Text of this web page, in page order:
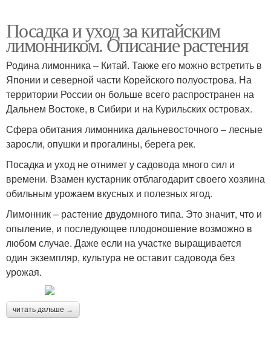
Посадка и уход за китайским
лимонником. Описание растения
Родина лимонника – Китай. Также его можно встретить в
Японии и северной части Корейского полуострова. На
территории России он больше всего распространен на
Дальнем Востоке, в Сибири и на Курильских островах.
Сфера обитания лимонника дальневосточного – лесные
заросли, опушки и прогалины, берега рек.
Посадка и уход не отнимет у садовода много сил и
времени. Взамен кустарник отблагодарит своего хозяина
обильным урожаем вкусных и полезных ягод.
Лимонник – растение двудомного типа. Это значит, что и
опыление, и последующее плодоношение возможно в
любом случае. Даже если на участке выращивается
один экземпляр, культура не оставит садовода без
урожая.
читать дальше →